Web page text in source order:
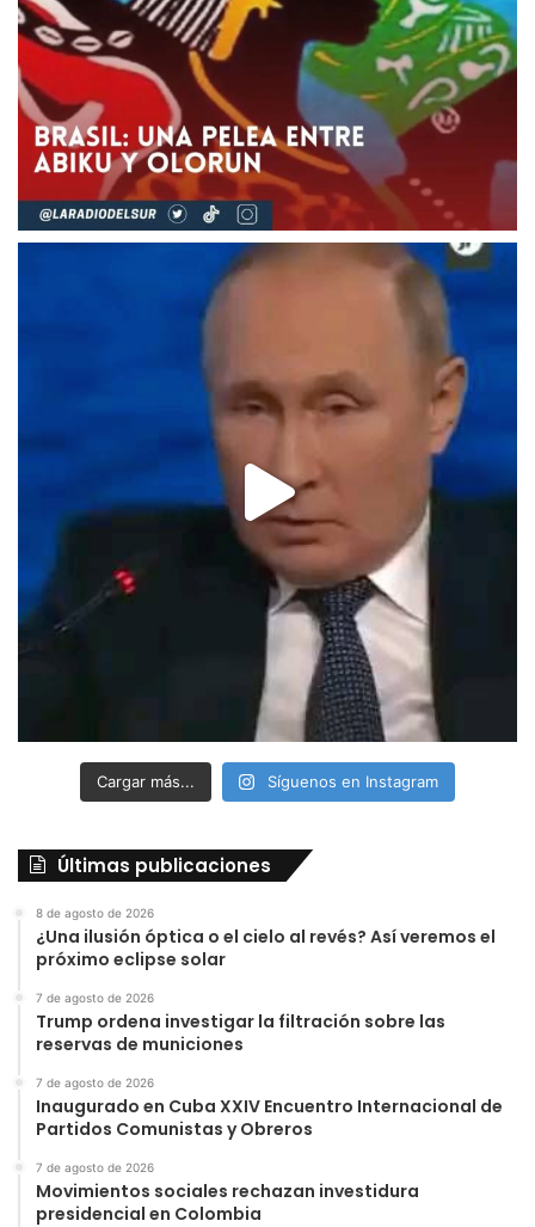
Cargar más... Síguenos en Instagram
Últimas publicaciones
8 de agosto de 2026
¿Una ilusión óptica o el cielo al revés? Así veremos el
próximo eclipse solar
7 de agosto de 2026
Trump ordena investigar la filtración sobre las
reservas de municiones
7 de agosto de 2026
Inaugurado en Cuba XXIV Encuentro Internacional de
Partidos Comunistas y Obreros
7 de agosto de 2026
Movimientos sociales rechazan investidura
presidencial en Colombia